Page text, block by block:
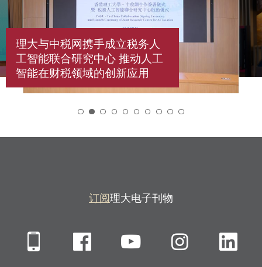
理大与中税网携手成立税务人
工智能联合研究中心 推动人工
智能在财税领域的创新应用
订阅理大电子刊物
Mobile FacebookYouTube